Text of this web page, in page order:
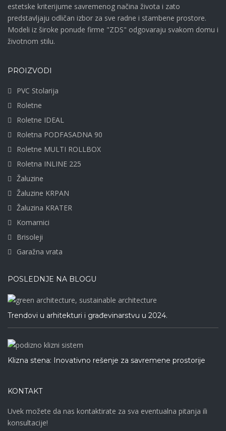
estetske kriterijume savremenog načina života i zato
predstavljaju odličan izbor za sve radne i stambene prostore.
Modeli iz široke ponude firme "ZDS" odgovaraju svakom domu i
životnom stilu.
PROIZVODI
PVC Stolarija
Roletne
Roletne IDEAL
Roletna PODFASADNA 90
Roletne MULTI ROLLBOX
Roletna INLINE 225
Žaluzine
Žaluzine KRPAN
Žaluzina KRATER
Komarnici
Brisoleji
Garažna vrata
POSLEDNJE NA BLOGU
Trendovi u arhitekturi i građevinarstvu u 2024.
Klizna stena: Inovativno rešenje za savremene prostorije
KONTAKT
Uvek možete da nas kontaktirate za sva eventualna pitanja ili
konsultacije!